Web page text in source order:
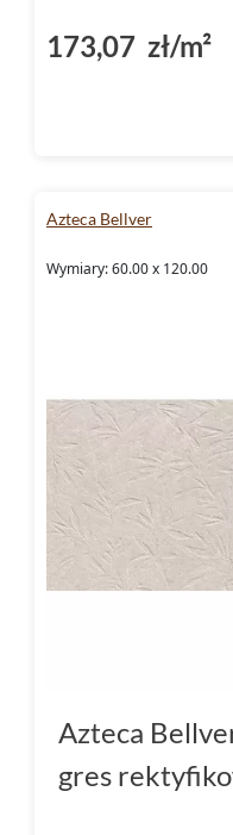
173,07 zł/m²
Azteca Bellver
Wymiary: 60.00 x 120.00
Azteca
gres